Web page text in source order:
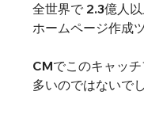
全世界で 2.3億人
ホームページ作成
CMでこのキャッ
多いのではないで